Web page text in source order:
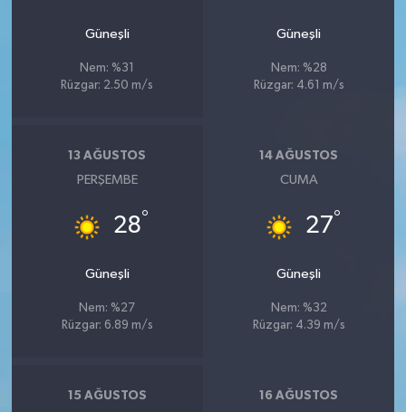
Güneşli
Nem: %31
Rüzgar: 2.50 m/s
Güneşli
Nem: %28
Rüzgar: 4.61 m/s
13 AĞUSTOS
PERŞEMBE
28°
Güneşli
Nem: %27
Rüzgar: 6.89 m/s
14 AĞUSTOS
CUMA
27°
Güneşli
Nem: %32
Rüzgar: 4.39 m/s
15 AĞUSTOS 16 AĞUSTOS